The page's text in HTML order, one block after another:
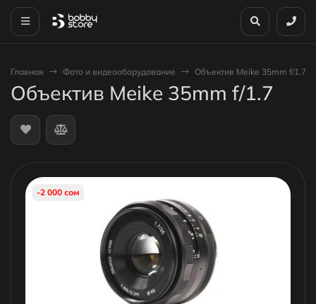
Главная Фото и видеооборудование Объектив Meike 35mm f/1.7
Объектив Meike 35mm f/1.7
-2 000 сом